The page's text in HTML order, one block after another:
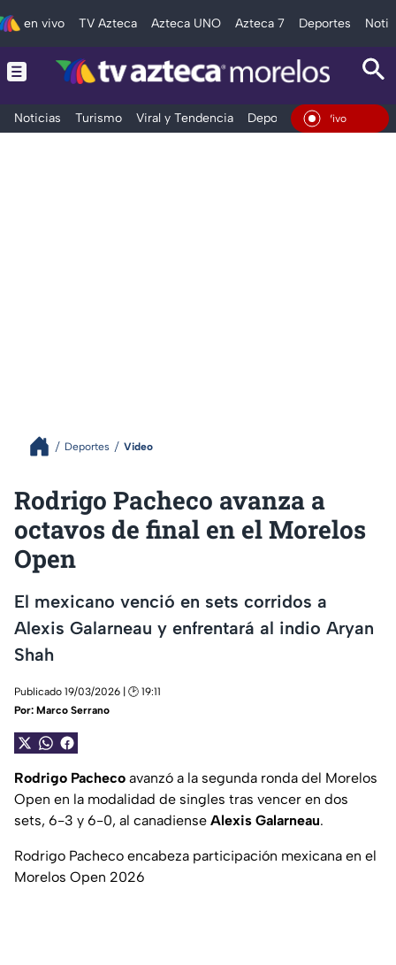
en vivo TV Azteca Azteca UNO Azteca 7 Deportes
Noticias Turismo Viral y Tendencia Deportes Espectáculos
En Vivo
Deportes Video
Rodrigo Pacheco avanza a
octavos de final en el Morelos
Open
El mexicano venció en sets corridos a
Alexis Galarneau y enfrentará al indio Aryan
Shah
Publicado 19/03/2026 | 🕑 19:11
Por: Marco Serrano
Rodrigo Pacheco avanzó a la segunda ronda del Morelos
Open en la modalidad de singles tras vencer en dos
sets, 6-3 y 6-0, al canadiense Alexis Galarneau.
Rodrigo Pacheco encabeza participación mexicana en el
Morelos Open 2026